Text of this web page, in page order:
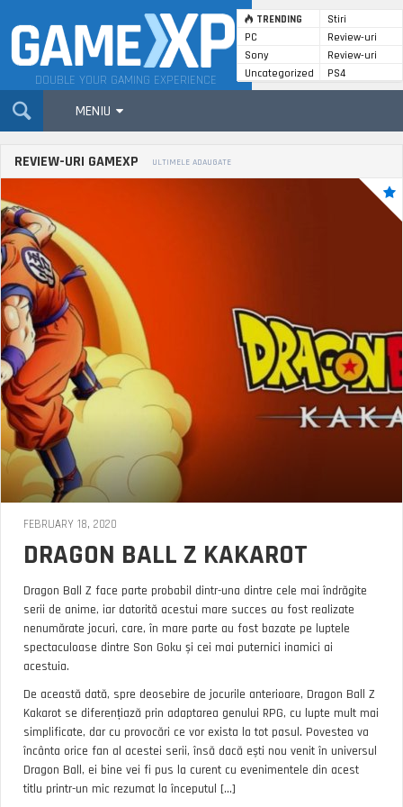
DOUBLE YOUR GAMING EXPERIENCE
TRENDING
Stiri
PC
Review-uri
GameXP
Sony
Review-uri
Uncategorized
PS4
MENIU
REVIEW-URI GAMEXP ULTIMELE ADAUGATE
FEBRUARY 18, 2020
DRAGON BALL Z KAKAROT
Dragon Ball Z face parte probabil dintr-una dintre cele mai îndrăgite
serii de anime, iar datorită acestui mare succes au fost realizate
nenumărate jocuri, care, în mare parte au fost bazate pe luptele
spectaculoase dintre Son Goku și cei mai puternici inamici ai
acestuia.
De această dată, spre deosebire de jocurile anterioare, Dragon Ball Z
Kakarot se diferențiază prin adaptarea genului RPG, cu lupte mult mai
simplificate, dar cu provocări ce vor exista la tot pasul. Povestea va
încânta orice fan al acestei serii, însă dacă ești nou venit în universul
Dragon Ball, ei bine vei fi pus la curent cu evenimentele din acest
titlu printr-un mic rezumat la începutul [...]